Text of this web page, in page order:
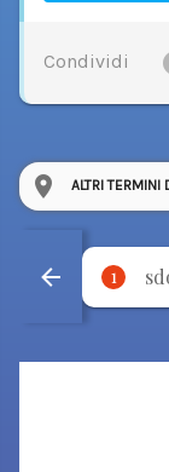
Condividi
ALTRI TERMINI
1